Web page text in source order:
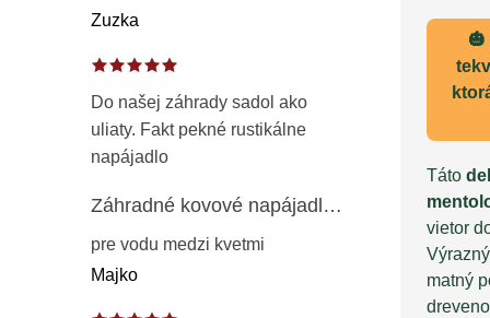
Zuzka
Do našej záhrady sadol ako
uliaty. Fakt pekné rustikálne
napájadlo
Záhradné kovové napájadlo pre vtáky 8 cm / 104 cm – dekorácia z patinovanej ocele v prírodnej hrdzi
pre vodu medzi kvetmi
Majko
Táto
vietor
matný